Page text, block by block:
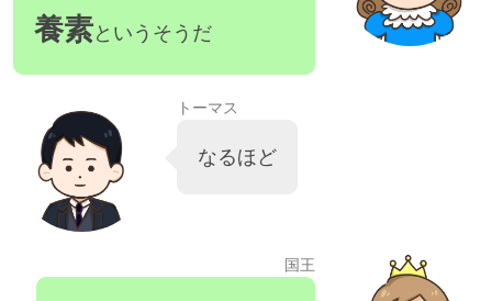
養素というそうだ
トーマス
なるほど
国王